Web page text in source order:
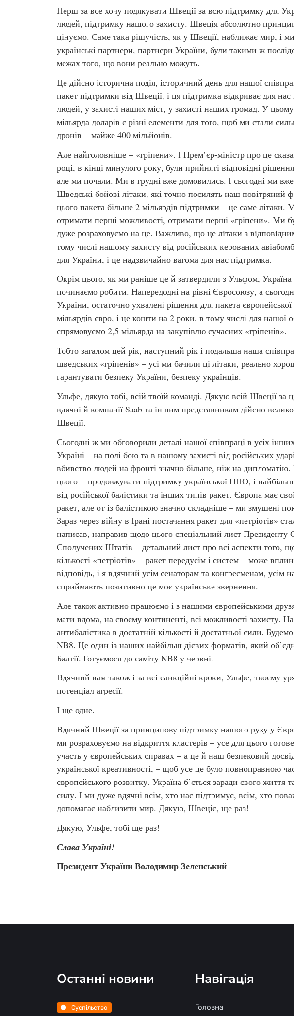
Перш за все хочу подякувати Швеції за всю підтримку для
людей, підтримку нашого захисту. Швеція абсолютно
цінуємо. Саме така рішучість, як у Швеції, наближає мир, і
українські партнери, партнери України, були такими ж
межах того, що вони реально можуть.
Це дійсно історична подія, історичний день для нашої
пакет підтримки від Швеції, і ця підтримка відкриває для
людей, у захисті наших міст, у захисті наших громад. У
мільярда доларів є різні елементи для того, щоб ми стали
дронів – майже 400 мільйонів.
Але найголовніше – «гріпени». І Прем’єр-міністр про це
році, в кінці минулого року, були прийняті відповідні
але ми почали. Ми в грудні вже домовились. І сьогодні ми
Шведські бойові літаки, які точно посилять наш повітряний
цього пакета більше 2 мільярдів підтримки – це саме літаки.
отримати перші можливості, отримати перші «гріпени». Ми
дуже розраховуємо на це. Важливо, що це літаки з
тому числі нашому захисту від російських керованих
для України, і це надзвичайно вагома для нас підтримка.
Окрім цього, як ми раніше це й затвердили з Ульфом,
починаємо робити. Напередодні на рівні Євросоюзу, а
України, остаточно ухвалені рішення для пакета
мільярдів євро, і це кошти на 2 роки, в тому числі для нашої
спрямовуємо 2,5 мільярда на закупівлю сучасних «гріпенів».
Тобто загалом цей рік, наступний рік і подальша наша
шведських «гріпенів» – усі ми бачили ці літаки, реально
гарантувати безпеку України, безпеку українців.
Ульфе, дякую тобі, всій твоїй команді. Дякую всій Швеції
вдячні й компанії Saab та іншим представникам дійсно
Швеції.
Сьогодні ж ми обговорили деталі нашої співпраці в усіх
Україні – на полі бою та в нашому захисті від російських
вбивство людей на фронті значно більше, ніж на
цього – продовжувати підтримку української ППО, і
від російської балістики та інших типів ракет. Європа має
ракет, але от із балістикою значно складніше – ми змушені
Зараз через війну в Ірані постачання ракет для «петріотів»
написав, направив щодо цього спеціальний лист Президенту
Сполучених Штатів – детальний лист про всі аспекти того,
кількості «петріотів» – ракет передусім і систем – може
відповідь, і я вдячний усім сенаторам та конгресменам,
сприймають позитивно це моє українське звернення.
Але також активно працюємо і з нашими європейськими
мати вдома, на своєму континенті, всі можливості захисту.
антибалістика в достатній кількості й достатньої сили.
NB8. Це один із наших найбільш дієвих форматів, який
Балтії. Готуємося до саміту NB8 у червні.
Вдячний вам також і за всі санкційні кроки, Ульфе, твоєму
потенціал агресії.
І ще одне.
Вдячний Швеції за принципову підтримку нашого руху у
ми розраховуємо на відкриття кластерів – усе для цього
участь у європейських справах – а це й наш безпековий
української креативності, – щоб усе це було повноправною
європейського розвитку. Україна б’ється заради свого життя
силу. І ми дуже вдячні всім, хто нас підтримує, всім, хто
допомагає наблизити мир. Дякую, Швеціє, ще раз!
Дякую, Ульфе, тобі ще раз!
Слава Україні!
Президент України Володимир Зеленський
Останні новини
Суспільство
Навігація
Головна